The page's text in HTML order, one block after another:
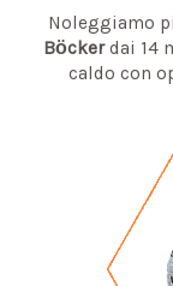
Noleggiamo
Bӧckerdai 14
caldo con